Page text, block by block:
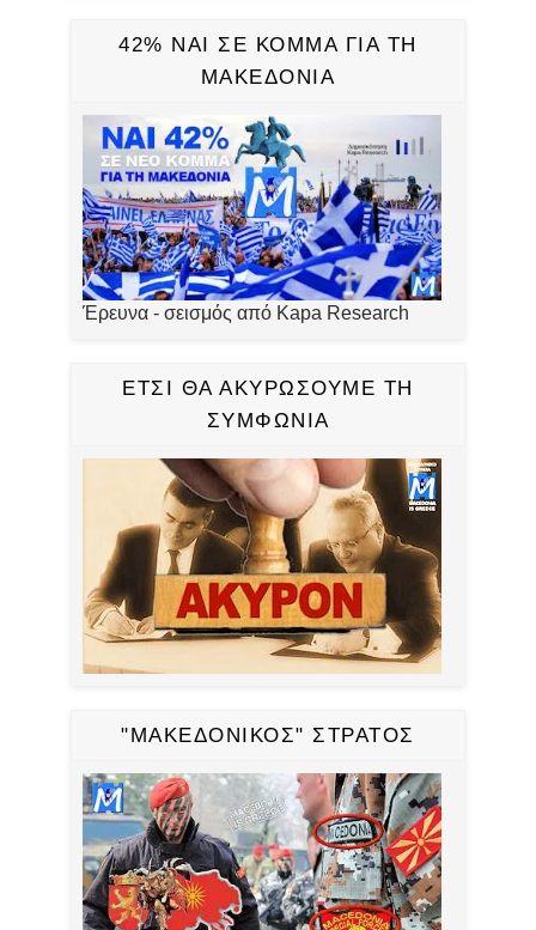
42% ΝΑΙ ΣΕ ΚΟΜΜΑ ΓΙΑ ΤΗ
ΜΑΚΕΔΟΝΙΑ
Έρευνα - σεισμός από Kapa Research
ΕΤΣΙ ΘΑ ΑΚΥΡΩΣΟΥΜΕ ΤΗ
ΣΥΜΦΩΝΙΑ
"ΜΑΚΕΔΟΝΙΚΟΣ" ΣΤΡΑΤΟΣ